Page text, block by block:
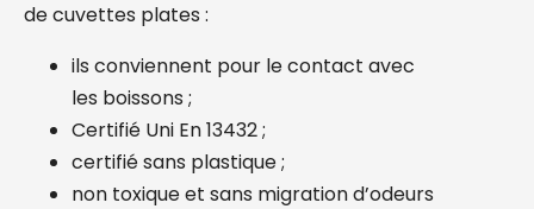
de cuvettes plates :
ils conviennent pour le contact avec
les boissons ;
Certifié Uni En 13432 ;
certifié sans plastique ;
non toxique et sans migration d’odeurs